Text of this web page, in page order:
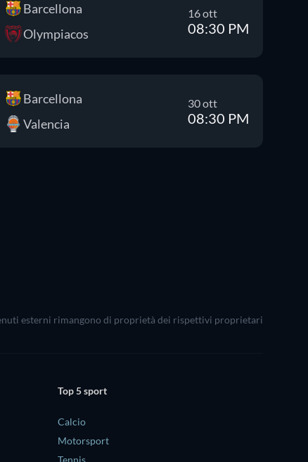
Barcellona
Olympiacos
16 ott
08:30 PM
Barcellona
Valencia
30 ott
08:30 PM
esterni rimangono di proprietà dei rispettivi proprietari
Top 5 sport
Calcio
Motorsport
Tennis